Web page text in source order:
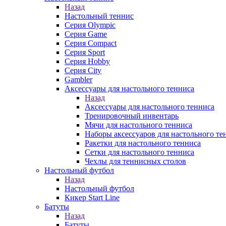
Назад
Настольный теннис
Серия Olympic
Серия Game
Серия Compact
Серия Sport
Серия Hobby
Серия City
Gambler
Аксессуары для настольного тенниса
Назад
Аксессуары для настольного тенниса
Тренировочный инвентарь
Мячи для настольного тенниса
Наборы аксессуаров для настольного
Ракетки для настольного тенниса
Сетки для настольного тенниса
Чехлы для теннисных столов
Настольный футбол
Назад
Настольный футбол
Кикер Start Line
Батуты
Назад